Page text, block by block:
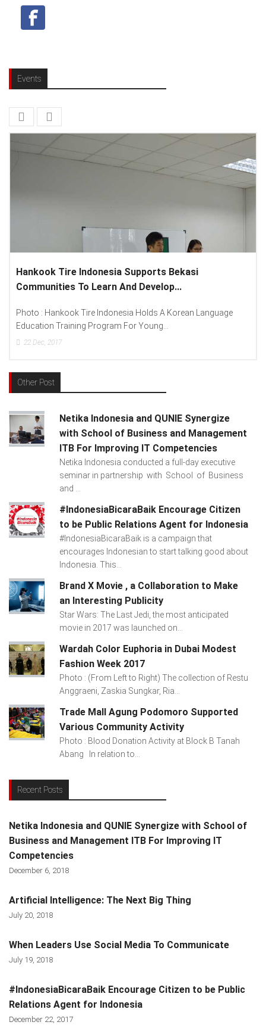
Events
Lenovo Introduced New Brand Ambassador
Spread “Different Is Better”...
Photo : (From Left To Right) Helmy Susanto
Lenovo Indonesia), Andien Aisyah...
Other Post
Netika Indonesia and QUNIE Synergize
with School of Business and Management
ITB For Improving IT Competencies
Netika Indonesia conducted a full-day executive
seminar in partnership with School of Business
and ...
#IndonesiaBicaraBaik Encourage Citizen
to be Public Relations Agent for Indonesia
#IndonesiaBicaraBaik is a campaign that
encourages Indonesian to start talking good about
Indonesia. This...
Brand X Movie , a Collaboration to Make
an Interesting Publicity
Star Wars: The Last Jedi, the most anticipated
movie in 2017 was launched on...
Wardah Color Euphoria in Dubai Modest
Fashion Week 2017
Photo : (From Left to Right) The collection of Restu
Anggraeni, Zaskia Sungkar, Ria...
Trade Mall Agung Podomoro Supported
Various Community Activity
Photo : Blood Donation Activity at Block B Tanah
Abang In relation to...
Recent Posts
Netika Indonesia and QUNIE Synergize with School of
Business and Management ITB For Improving IT
Competencies
December 6, 2018
Artificial Intelligence: The Next Big Thing
July 20, 2018
When Leaders Use Social Media To Communicate
July 19, 2018
#IndonesiaBicaraBaik Encourage Citizen to be Public
Relations Agent for Indonesia
December 22, 2017